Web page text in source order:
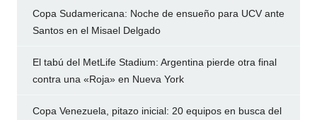
Copa Sudamericana: Noche de ensueño para UCV ante
Santos en el Misael Delgado
El tabú del MetLife Stadium: Argentina pierde otra final
contra una «Roja» en Nueva York
Copa Venezuela, pitazo inicial: 20 equipos en busca del